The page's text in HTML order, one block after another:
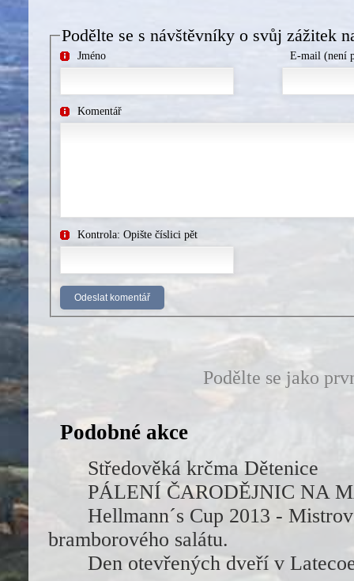
Podělte se s návštěvníky o svůj zážitek
Jméno E-mail (není
Komentář
Kontrola: Opište číslici pět
Podělte se jako
Podobné akce
Středověká krčma Dětenice
PÁLENÍ ČARODĚJNIC NA
Hellmann´s Cup 2013 -
bramborového salátu.
Den otevřených dveří v